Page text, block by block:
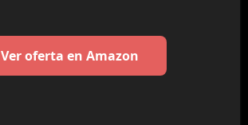
Ver oferta en Amazon